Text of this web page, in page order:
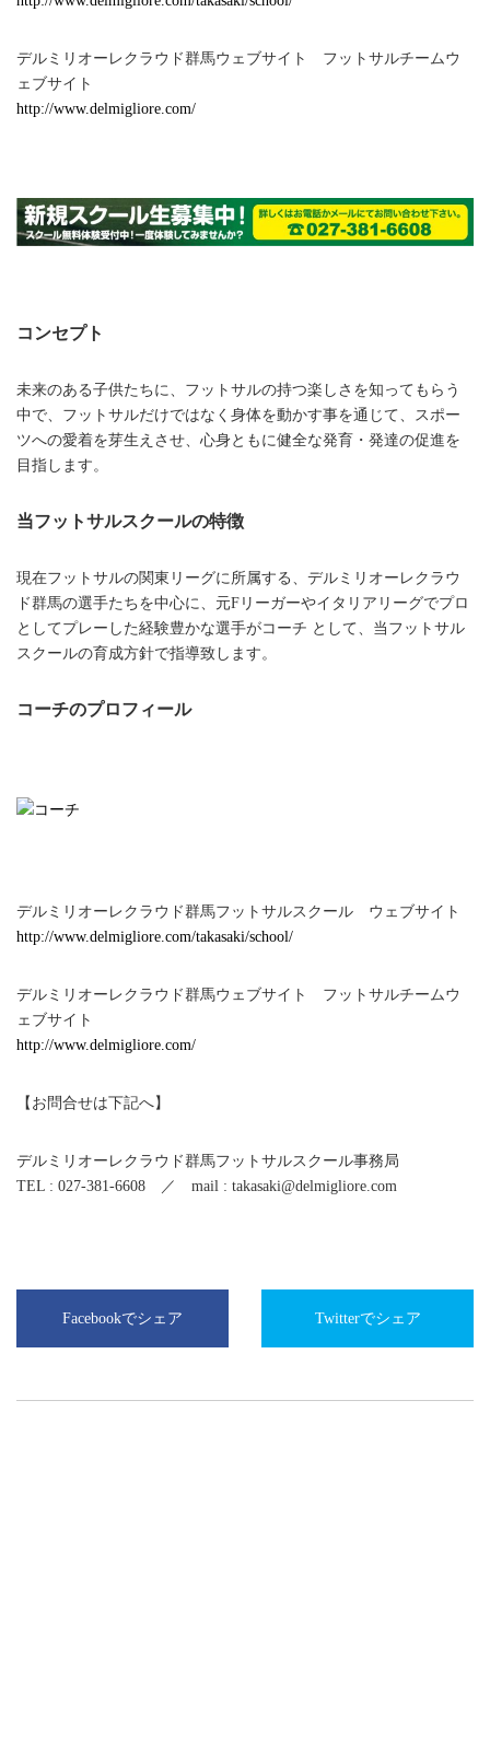
デルミリオーレクラウド群馬ウェブサイト フットサルチームウ
ェブサイト
http://www.delmigliore.com/
コンセプト
未来のある子供たちに、フットサルの持つ楽しさを知ってもらう
中で、フットサルだけではなく身体を動かす事を通じて、スポー
ツへの愛着を芽生えさせ、心身ともに健全な発育・発達の促進を
目指します。
当フットサルスクールの特徴
現在フットサルの関東リーグに所属する、デルミリオーレクラウ
ド群馬の選手たちを中心に、元Fリーガーやイタリアリーグでプロ
としてプレーした経験豊かな選手がコーチ として、当フットサル
スクールの育成方針で指導致します。
コーチのプロフィール
デルミリオーレクラウド群馬フットサルスクール ウェブサイト
http://www.delmigliore.com/takasaki/school/
デルミリオーレクラウド群馬ウェブサイト フットサルチームウ
ェブサイト
http://www.delmigliore.com/
【お問合せは下記へ】
デルミリオーレクラウド群馬フットサルスクール事務局
TEL : 027-381-6608 ／ mail : takasaki@delmigliore.com
Facebookでシェア Twitterでシェア